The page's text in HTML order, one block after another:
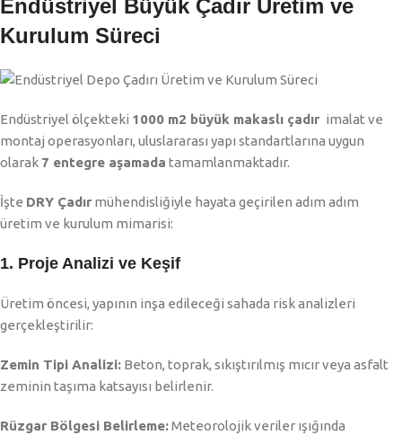
Endüstriyel Büyük Çadır Üretim ve
Kurulum Süreci
Endüstriyel ölçekteki 1000 m2 büyük makaslı çadır imalat ve
montaj operasyonları, uluslararası yapı standartlarına uygun
olarak 7 entegre aşamada tamamlanmaktadır.
İşte DRY Çadır mühendisliğiyle hayata geçirilen adım adım
üretim ve kurulum mimarisi:
1. Proje Analizi ve Keşif
Üretim öncesi, yapının inşa edileceği sahada risk analizleri
gerçekleştirilir:
Zemin Tipi Analizi: Beton, toprak, sıkıştırılmış mıcır veya asfalt
zeminin taşıma katsayısı belirlenir.
Rüzgar Bölgesi Belirleme:Meteorolojik veriler ışığında